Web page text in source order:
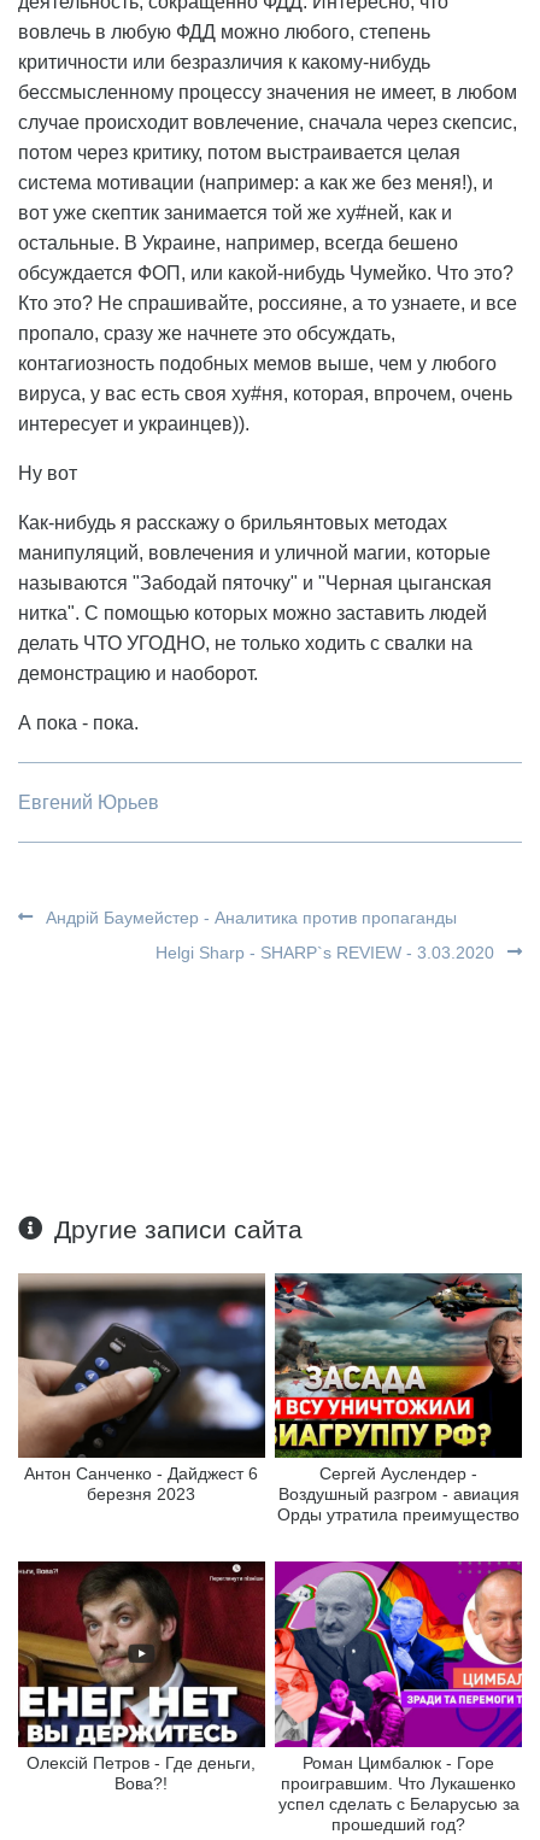
вовлечь в любую ФДД можно любого, степень
критичности или безразличия к какому-нибудь
бессмысленному процессу значения не имеет, в любом
случае происходит вовлечение, сначала через скепсис,
потом через критику, потом выстраивается целая
система мотивации (например: а как же без меня!), и
вот уже скептик занимается той же ху#ней, как и
остальные. В Украине, например, всегда бешено
обсуждается ФОП, или какой-нибудь Чумейко. Что это?
Кто это? Не спрашивайте, россияне, а то узнаете, и все
пропало, сразу же начнете это обсуждать,
контагиозность подобных мемов выше, чем у любого
вируса, у вас есть своя ху#ня, которая, впрочем, очень
интересует и украинцев)).
Ну вот
Как-нибудь я расскажу о брильянтовых методах
манипуляций, вовлечения и уличной магии, которые
называются "Забодай пяточку" и "Черная цыганская
нитка". С помощью которых можно заставить людей
делать ЧТО УГОДНО, не только ходить с свалки на
демонстрацию и наоборот.
А пока - пока.
Евгений Юрьев
Андрій Баумейстер - Аналитика против пропаганды
Helgi Sharp - SHARP`s REVIEW - 3.03.2020
Другие записи сайта
Антон Санченко - Дайджест 6
березня 2023
Сергей Ауслендер -
Воздушный разгром - авиация
Орды утратила преимущество
Олексій Петров - Где деньги,
Вова?!
Роман Цимбалюк - Горе
проигравшим. Что Лукашенко
успел сделать с Беларусью за
прошедший год?